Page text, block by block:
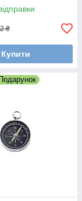
₴
Купити
Подарунок